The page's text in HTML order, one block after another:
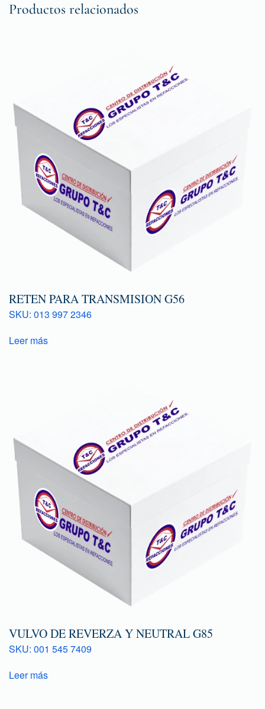
Productos relacionados
RETEN PARA TRANSMISION G56
SKU: 013 997 2346
Leer más
VULVO DE REVERZA Y NEUTRAL G85
SKU: 001 545 7409
Leer más